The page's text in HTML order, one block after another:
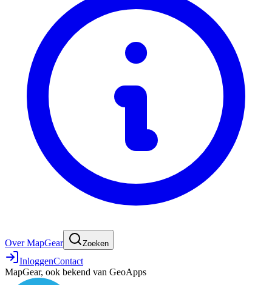
Over MapGear Zoeken
InloggenContact
MapGear, ook bekend van GeoApps